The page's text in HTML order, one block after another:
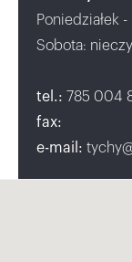
Poniedziałek
Sobota:
tel.: 785 004
fax:
e-mail: